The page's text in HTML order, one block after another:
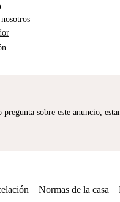
sobre este anuncio,
Normas de la casa